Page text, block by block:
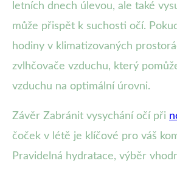
letních dnech úlevou, ale také
může přispět k suchosti očí.
hodiny v klimatizovaných
zvlhčovače vzduchu, který
vzduchu na optimální úrovni.
Závěr Zabránit vysychání očí při
čoček v létě je klíčové pro váš
Pravidelná hydratace, výběr